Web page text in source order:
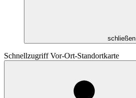
schließen
Schnellzugriff Vor-Ort-Standortkarte